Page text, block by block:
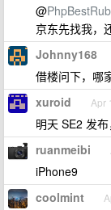
@
京东先找我，
Johnny168
借楼问下，哪
xuroid Apr
明天 SE2 发布
ruanmeibi
iPhone9
coolmint